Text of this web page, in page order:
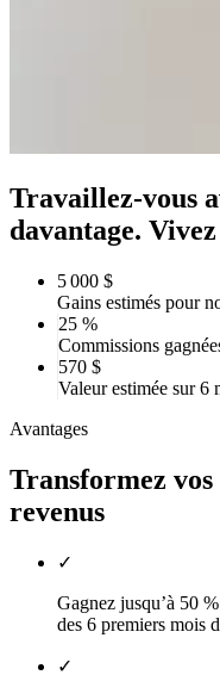
Travaillez-vous
davantage.
5 000 $
Gains estimés pour
25 %
Commissions
570 $
Valeur estimée sur 6
Avantages
Transformez
revenus
✓
Gagnez jusqu’à 50
des 6 premiers mois
✓